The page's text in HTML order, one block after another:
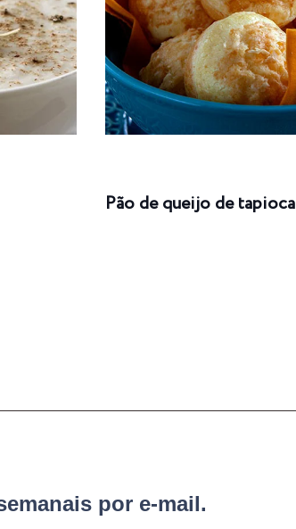
Pão de queijo de tapioca
por e-mail.